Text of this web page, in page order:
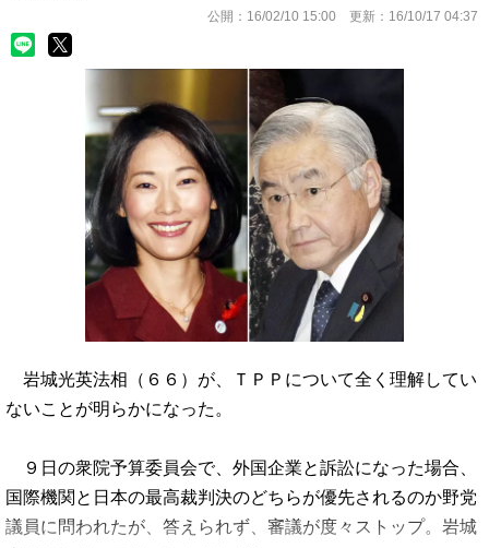
公開： 16/02/10 15:00 更新： 16/10/17 04:37
岩城光英法相（６６）が、ＴＰＰについて全く理解してい
ないことが明らかになった。
９日の衆院予算委員会で、外国企業と訴訟になった場合、
国際機関と日本の最高裁判決のどちらが優先されるのか野党
議員に問われたが、答えられず、審議が度々ストップ。岩城